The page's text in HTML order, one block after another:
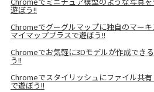
遊ぼう!!
Chromeでグーグルマップに独自のマー
マイマッププラスで遊ぼう!!
Chromeでお気軽に3Dモデルが作成でき
う!!
Chromeでスタイリッシュにファイル共
で遊ぼう!!